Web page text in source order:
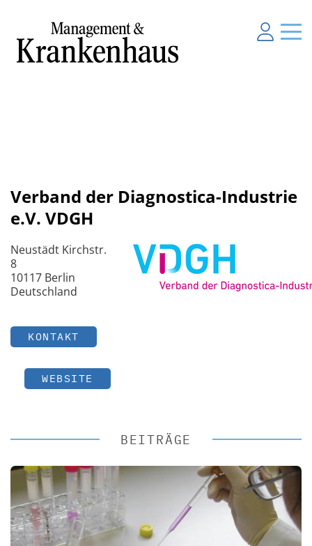
Verband der Diagnostica-Industrie
e.V. VDGH
Neustädt Kirchstr.
8
10117 Berlin
Deutschland
KONTAKT
WEBSITE
BEITRÄGE